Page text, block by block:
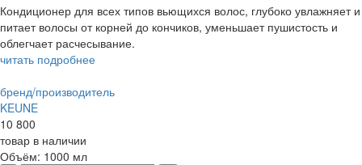
Кондиционер для всех типов вьющихся волос, глубоко увлажняет и
питает волосы от корней до кончиков, уменьшает пушистость и
облегчает расчесывание.
читать подробнее
бренд/производитель
KEUNE
10 800
товар в наличии
Объём: 1000 мл